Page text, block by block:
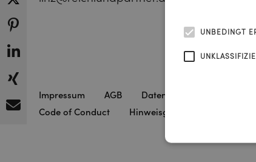
Impressum AGB Datenschutzerklärung
Code of Conduct
Hinweisgebersystem
UNBEDINGT